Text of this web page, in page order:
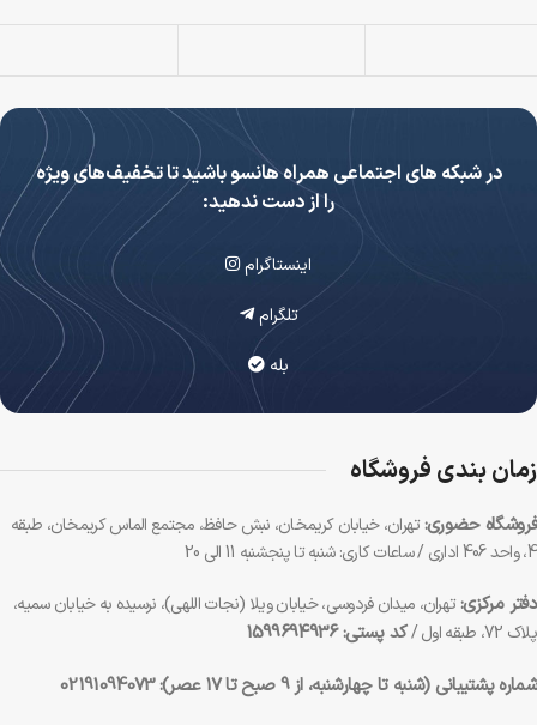
در شبکه های اجتماعی همراه هانسو باشید تا تخفیف‌های ویژه
را از دست ندهید:
اینستاگرام
تلگرام
بله
زمان بندی فروشگاه
فروشگاه حضوری:تهران، خیابان کریمخان، نبش حافظ، مجتمع الماس کریمخان، طبقه
4، واحد 406 اداری / ساعات کاری: شنبه تا پنجشنبه 11 الی 20
دفتر مرکزی:تهران، میدان فردوسی، خیابان ویلا (نجات اللهی)، نرسیده به خیابان سمیه،
پلاک 72، طبقه اول /
کد پستی: 1599694936
شماره پشتیبانی (شنبه تا چهارشنبه، از 9 صبح تا 17 عصر):
02191094073